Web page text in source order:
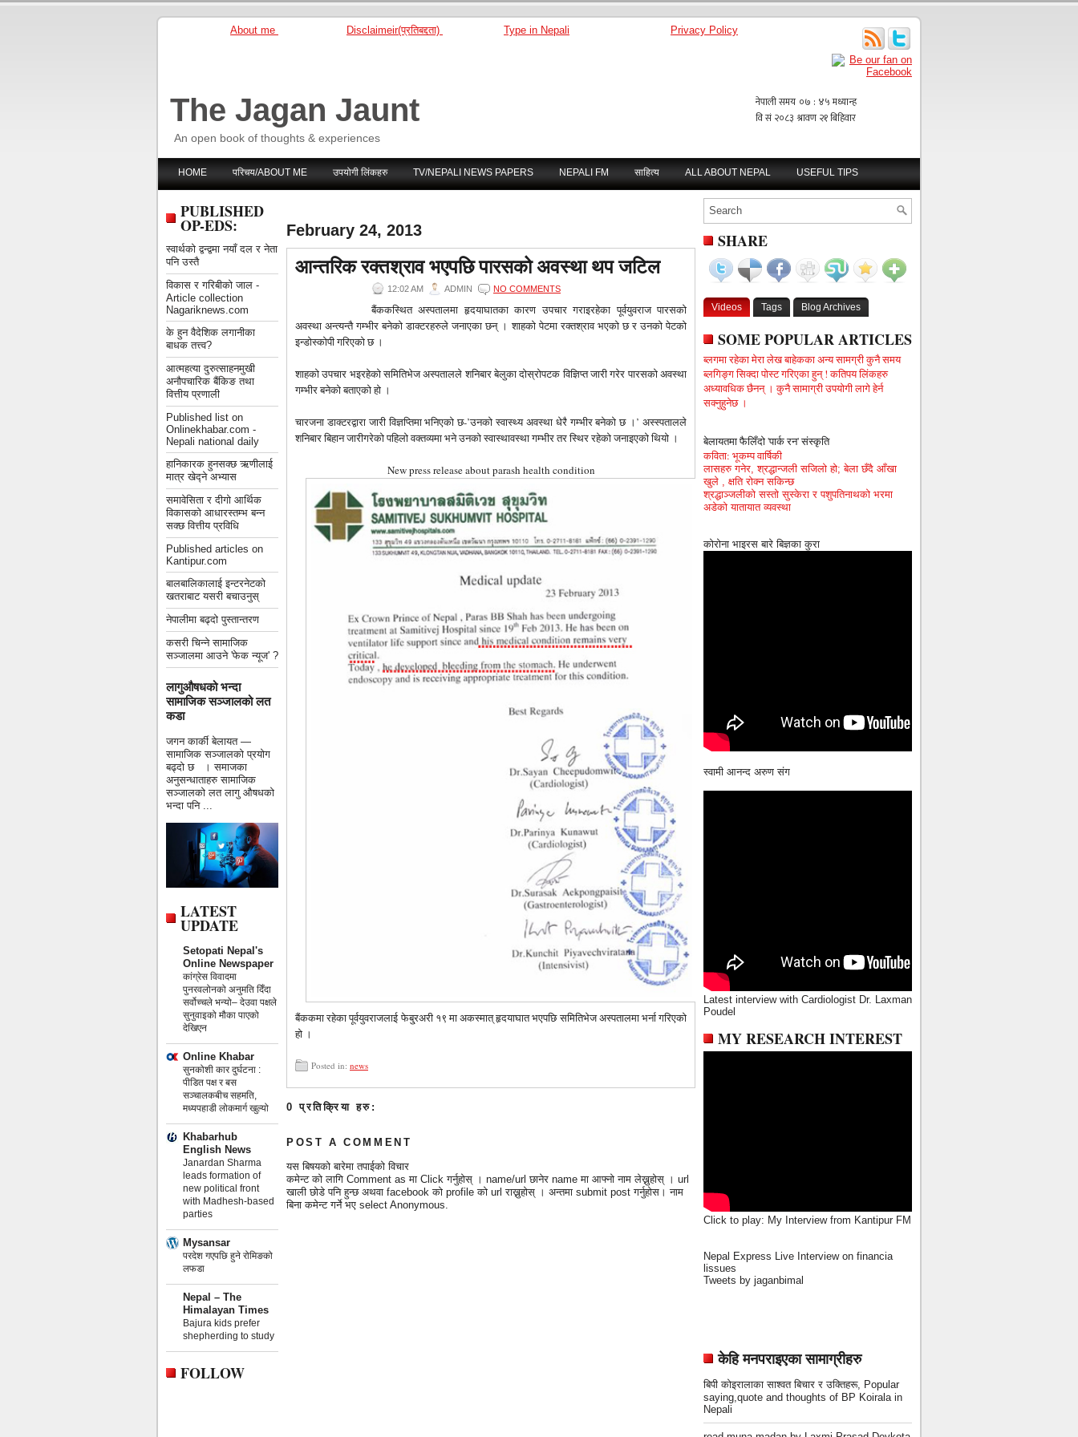
About me Disclaimeir(प्रतिबद्दता) Type in Nepali Privacy Policy
The Jagan Jaunt
An open book of thoughts & experiences
HOME परिचय/ABOUT ME उपयोगी लिंकहरु TV/NEPALI NEWS PAPERS NEPALI FM साहित्य ALL ABOUT NEPAL USEFUL TIPS
PUBLISHED
OP-EDS:
स्वार्थको द्वन्द्वमा नयाँ दल र नेता
पनि उस्तै
विकास र गरिबीको जाल -
Article collection
Nagariknews.com
के हुन वैदेशिक लगानीका
बाधक तत्त्व?
आत्महत्या दुरुत्साहनमुखी
अनौपचारिक बैंकिङ तथा
वित्तीय प्रणाली
Published list on
Onlinekhabar.com -
Nepali national daily
हानिकारक हुनसक्छ ऋणीलाई
मात्र खेद्ने अभ्यास
समावेसिता र दीगो आर्थिक
विकासको आधारस्तम्भ बन्न
सक्छ वित्तीय प्रविधि
Published articles on
Kantipur.com
बालबालिकालाई इन्टरनेटको
खतराबाट यसरी बचाउनुस्
नेपालीमा बढ्दो पुस्तान्तरण
कसरी चिन्ने सामाजिक
सञ्जालमा आउने 'फेक न्यूज' ?
लागुऔषधको भन्दा
सामाजिक सञ्जालको लत
कडा
जगन कार्की बेलायत —
सामाजिक सञ्जालको प्रयोग
बढ्दो छ । समाजका
अनुसन्धाताहरु सामाजिक
सञ्जालको लत लागु औषधको
भन्दा पनि ...
LATEST
UPDATE
Setopati Nepal's
Online Newspaper
कांग्रेस विवादमा
पुनरवलोनको अनुमति दिँदा
सर्वोच्चले भन्यो– देउवा पक्षले
सुनुवाइको मौका पाएको
देखिएन
Online Khabar
सुनकोशी कार दुर्घटना :
पीडित पक्ष र बस
सञ्चालकबीच सहमति,
मध्यपहाडी लोकमार्ग खुल्यो
Khabarhub
English News
Janardan Sharma
leads formation of
new political front
with Madhesh-based
parties
Mysansar
परदेश गएपछि हुने रोमिङको
लफडा
Nepal – The
Himalayan Times
Bajura kids prefer
shepherding to study
FOLLOW
February 24, 2013
आन्तरिक रक्तश्राव भएपछि पारसको अवस्था थप जटिल
12:02 AM ADMIN NO COMMENTS
बैंककस्थित अस्पतालमा हृदयाघातका कारण उपचार गराइरहेका पूर्वयुवराज पारसको
अवस्था अन्त्यन्तै गम्भीर बनेको डाक्टरहरुले जनाएका छन् । शाहको पेटमा रक्तश्राव भएको छ र उनको पेटको
इन्डोस्कोपी गरिएको छ ।
शाहको उपचार भइरहेको समितिभेज अस्पतालले शनिबार बेलुका दोस्रोपटक विज्ञिप्त जारी गरेर पारसको अवस्था
गम्भीर बनेको बताएको हो ।
चारजना डाक्टरद्वारा जारी विज्ञप्तिमा भनिएको छ-’उनको स्वास्थ्य अवस्था धेरै गम्भीर बनेको छ ।’ अस्स्पतालले
शनिबार बिहान जारीगरेको पहिलो वक्तव्यमा भने उनको स्वास्थावस्था गम्भीर तर स्थिर रहेको जनाइएको थियो ।
New press release about parash health condition
बैंककमा रहेका पूर्वयुवराजलाई फेबु्रअरी १९ मा अकस्मात् हृदयाघात भएपछि समितिभेज अस्पतालमा भर्ना गरिएको
हो ।
Posted in: news
0 प्रतिक्रिया हरु:
POST A COMMENT
यस बिषयको बारेमा तपाईको विचार
कमेन्ट को लागि Comment as मा Click गर्नुहोस् । name/url छानेर name मा आफ्नो नाम लेख्नुहोस् । url
खाली छोडे पनि हुन्छ अथवा facebook को profile को url राख्नुहोस् । अन्तमा submit post गर्नुहोस। नाम
बिना कमेन्ट गर्ने भए select Anonymous.
SHARE
Videos Tags Blog Archives
SOME POPULAR ARTICLES
ब्लगमा रहेका मेरा लेख बाहेकका अन्य सामग्री कुनै समय
ब्लगिङ्ग सिक्दा पोस्ट गरिएका हुन् ! कतिपय लिंकहरु
अध्यावधिक छैनन् । कुनै सामाग्री उपयोगी लागे हेर्न
सक्नुहुनेछ ।
बेलायतमा फैलिँदो 'पार्क रन' संस्कृति
कविता: भूकम्प वार्षिकी
लासहरु गनेर, श्रद्धान्जली सजिलो हो; बेला छँदै आँखा
खुले , क्षति रोक्न सकिन्छ
श्रद्धाञ्जलीको सस्तो सुस्केरा र पशुपतिनाथको भरमा
अडेको यातायात व्यवस्था
कोरोना भाइरस बारे बिज्ञका कुरा
स्वामी आनन्द अरुण संग
Latest interview with Cardiologist Dr. Laxman
Poudel
MY RESEARCH INTEREST
Click to play: My Interview from Kantipur FM
Nepal Express Live Interview on financia
lissues
Tweets by jaganbimal
केहि मनपराइएका सामाग्रीहरु
बिपी कोइरालाका साश्वत बिचार र उक्तिहरू, Popular
saying,quote and thoughts of BP Koirala in
Nepali